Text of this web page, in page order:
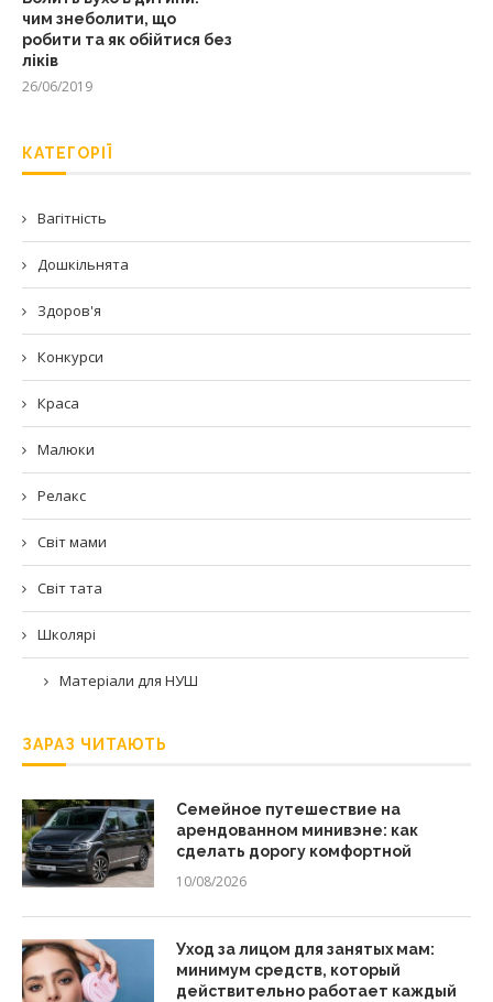
чим знеболити, що
робити та як обійтися без
ліків
26/06/2019
КАТЕГОРІЇ
Вагітність
Дошкільнята
Здоров'я
Конкурси
Краса
Малюки
Релакс
Світ мами
Світ тата
Школярі
Матеріали для НУШ
ЗАРАЗ ЧИТАЮТЬ
Семейное путешествие на
арендованном минивэне: как
сделать дорогу комфортной
10/08/2026
Уход за лицом для занятых мам:
минимум средств, который
действительно работает каждый